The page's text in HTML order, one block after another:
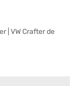
| VW Crafter de